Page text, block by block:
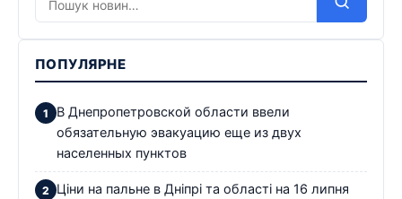
ПОПУЛЯРНЕ
В Днепропетровской области ввели
обязательную эвакуацию еще из двух
населенных пунктов
Ціни на пальне в Дніпрі та області на 16 липня